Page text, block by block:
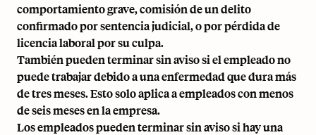
comportamiento grave, comisión de un delito
confirmado por sentencia judicial, o por pérdida de
licencia laboral por su culpa.
También pueden terminar sin aviso si el empleado no
puede trabajar debido a una enfermedad que dura más
de tres meses. Esto solo aplica a empleados con menos
de seis meses en la empresa.
Los empleados pueden terminar sin aviso si hay una